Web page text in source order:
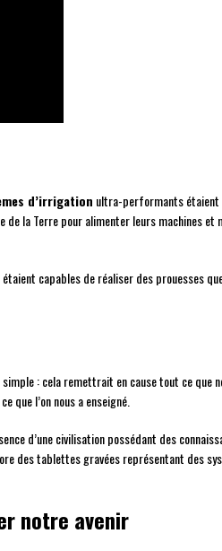
d’irrigation ultra-performants étaient
la Terre pour alimenter leurs machines
capables de réaliser des prouesses
: cela remettrait en cause tout ce que
que l’on nous a enseigné.
d’une civilisation possédant des
des tablettes gravées représentant des
notre avenir